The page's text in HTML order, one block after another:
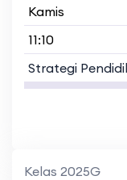
Kamis
11:10
Strategi
Kelas 2025G